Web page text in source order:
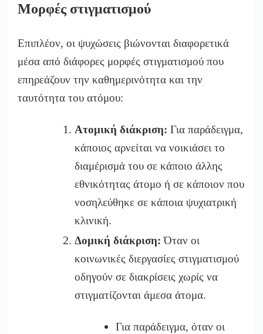
Μορφές στιγματισμού
Επιπλέον, οι ψυχώσεις βιώνονται διαφορετικά
μέσα από διάφορες μορφές στιγματισμού που
επηρεάζουν την καθημερινότητα και την
ταυτότητα του ατόμου:
Ατομική διάκριση: Για παράδειγμα,
κάποιος αρνείται να νοικιάσει το
διαμέρισμά του σε κάποιο άλλης
εθνικότητας άτομο ή σε κάποιον που
νοσηλεύθηκε σε κάποια ψυχιατρική
κλινική.
Δομική διάκριση: Όταν οι
κοινωνικές διεργασίες στιγματισμού
οδηγούν σε διακρίσεις χωρίς να
στιγματίζονται άμεσα άτομα.
Για παράδειγμα, όταν οι